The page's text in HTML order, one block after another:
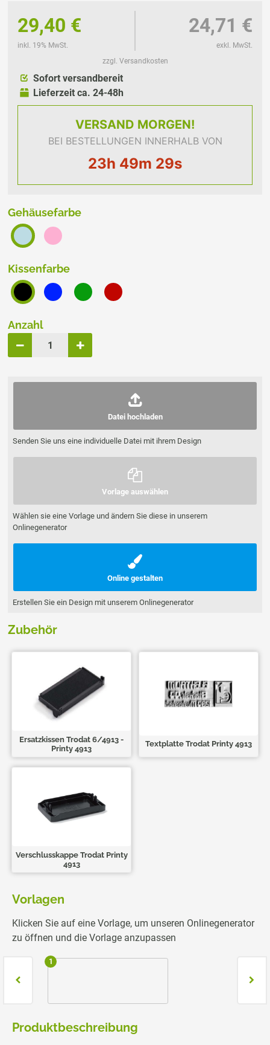
29,40 €
inkl. 19% MwSt.
24,71 €
exkl. MwSt.
zzgl. Versandkosten
Sofort versandbereit
Lieferzeit ca. 24-48h
VERSAND MORGEN!
BEI BESTELLUNGEN INNERHALB VON
23h 49m 29s
Gehäusefarbe
Kissenfarbe
Anzahl
Datei hochladen
Senden Sie uns eine individuelle Datei mit ihrem Design
Vorlage auswählen
Wählen sie eine Vorlage und ändern Sie diese in unserem
Onlinegenerator
Online gestalten
Erstellen Sie ein Design mit unserem Onlinegenerator
Zubehör
Ersatzkissen Trodat 6/4913 -
Printy 4913
Textplatte Trodat Printy 4913
Verschlusskappe Trodat Printy
4913
Vorlagen
Klicken Sie auf eine Vorlage, um unseren Onlinegenerator
zu öffnen und die Vorlage anzupassen
1
Produktbeschreibung